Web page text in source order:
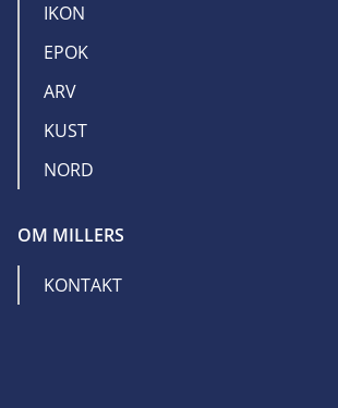
IKON
EPOK
ARV
KUST
NORD
OM MILLERS
KONTAKT